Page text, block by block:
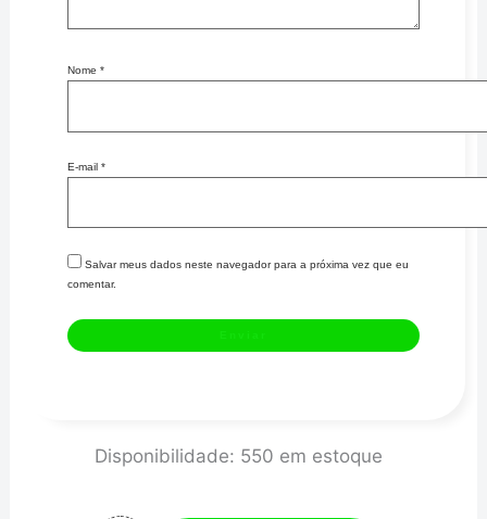
Nome *
E-mail *
Salvar meus dados neste navegador para a próxima vez que eu
comentar.
Disponibilidade: 550 em estoque
/